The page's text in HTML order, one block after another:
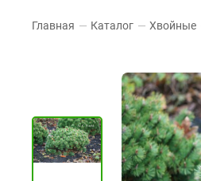
Главная — Каталог — Хвойные